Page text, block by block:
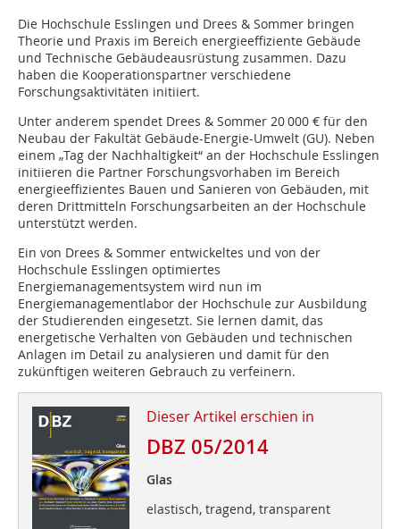
Die Hochschule Esslingen und Drees & Sommer bringen
Theorie und Praxis im Bereich energieeffiziente Gebäude
und Technische Gebäude­ausrüstung zusammen. Dazu
haben die Kooperationspartner verschiedene
Forschungsaktivitäten initiiert.
Unter anderem spendet Drees & Sommer 20 000 € für den
Neubau der Fakultät Gebäude-Energie-Umwelt (GU). Neben
einem „Tag der Nachhaltigkeit“ an der Hochschule Esslingen
initiieren die Partner Forschungsvorhaben im Bereich
energieeffizientes Bauen und Sanieren von Gebäuden, mit
deren Drittmitteln Forschungsarbeiten an der Hochschule
unterstützt werden.
Ein von Drees & Sommer entwickeltes und von der
Hochschule Esslingen optimiertes
Energiemanagementsystem wird nun im
Energiemanagementlabor der Hochschule zur Ausbildung
der Studierenden eingesetzt. Sie lernen damit, das
energetische Verhalten von Gebäuden und technischen
Anlagen im Detail zu analysieren und damit für den
zukünftigen weiteren Gebrauch zu verfeinern.
Dieser Artikel erschien in
DBZ 05/2014
Glas
elastisch, tragend, transparent